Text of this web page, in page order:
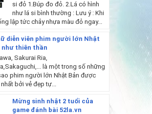
si đỏ 1.Búp đo đỏ. 2.Lá có hình
như lá si bình thường : Lưu ý : Khi
lập tức chảy nhựa màu đỏ ngay...
diễn viên phim người lớn Nhật
như thiên thần
Sakurai Ria,
là một trong số những
phim người lớn Nhật Bản được
bởi vẻ đẹp tự...
Mừng sinh nhật 2 tuổi của
game đánh bài 52la.vn